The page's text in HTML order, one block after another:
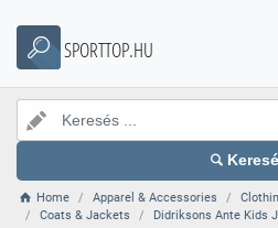
SPORTTOP.HU
Home Apparel & Accessories
Coats & Jackets
Didriksons Ante Kids